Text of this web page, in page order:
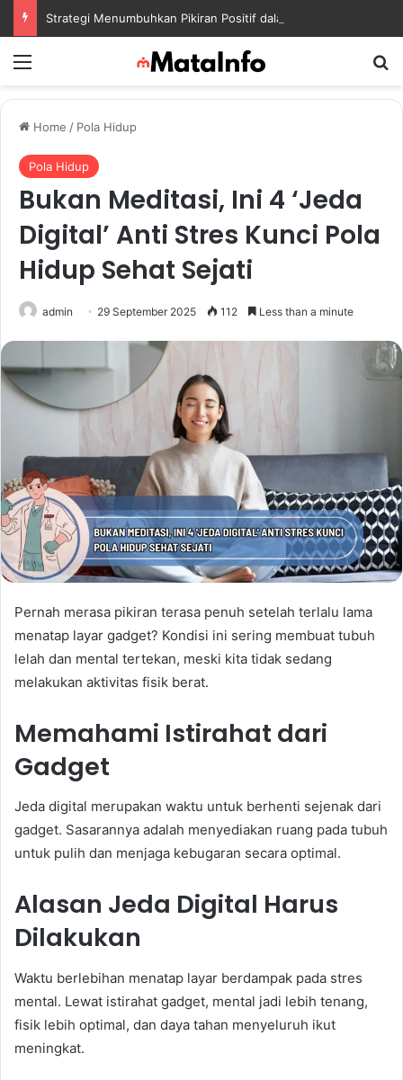
Home / Pola Hidup
Pola Hidup
Bukan Meditasi, Ini 4 ‘Jeda
Digital’ Anti Stres Kunci Pola
Hidup Sehat Sejati
admin 29 September 2025 112 Less than a minute
Pernah merasa pikiran terasa penuh setelah terlalu lama
menatap layar gadget? Kondisi ini sering membuat tubuh
lelah dan mental tertekan, meski kita tidak sedang
melakukan aktivitas fisik berat.
Memahami Istirahat dari
Gadget
Jeda digital merupakan waktu untuk berhenti sejenak dari
gadget. Sasarannya adalah menyediakan ruang pada tubuh
untuk pulih dan menjaga kebugaran secara optimal.
Alasan Jeda Digital Harus
Dilakukan
Waktu berlebihan menatap layar berdampak pada stres
mental. Lewat istirahat gadget, mental jadi lebih tenang,
fisik lebih optimal, dan daya tahan menyeluruh ikut
meningkat.